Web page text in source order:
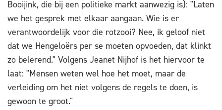
Booijink, die bij een politieke markt aanwezig is): "Laten
we het gesprek met elkaar aangaan. Wie is er
verantwoordelijk voor die rotzooi? Nee, ik geloof niet
dat we Hengeloërs per se moeten opvoeden, dat klinkt
zo belerend." Volgens Jeanet Nijhof is het hiervoor te
laat: "Mensen weten wel hoe het moet, maar de
verleiding om het niet volgens de regels te doen, is
gewoon te groot."